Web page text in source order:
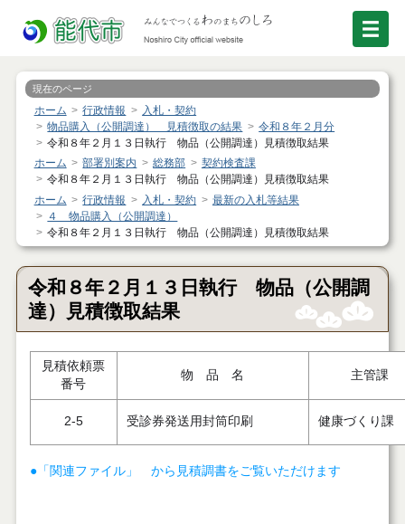
現在のページ
ホーム 行政情報
入札・契約
物品購入（公開調達） 見積徴取の結果
令和８年２月分
令和８年２月１３日執行 物品（公開調達）見積徴取結果
ホーム
部署別案内 総務部
契約検査課
令和８年２月１３日執行 物品（公開調達）見積徴取結果
ホーム
行政情報 入札・契約
最新の入札等結果
４ 物品購入（公開調達）
令和８年２月１３日執行 物品（公開調達）見積徴取結果
令和８年２月１３日執行 物品（公開調
達）見積徴取結果
見積依頼票
番号
物 品 名 主管課
2-5 受診券発送用封筒印刷 健康づくり課
●「関連ファイル」 から見積調書をご覧いただけます